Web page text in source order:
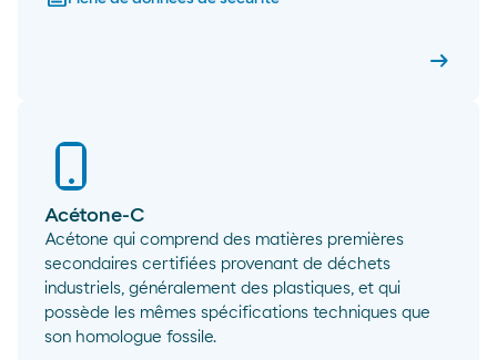
arrow_right_alt
Acétone-C
Acétone qui comprend des matières premières
secondaires certifiées provenant de déchets
industriels, généralement des plastiques, et qui
possède les mêmes spécifications techniques que
son homologue fossile.